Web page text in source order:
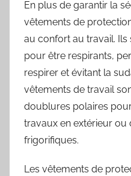
En plus de garantir la
vêtements de
au confort au travail.
pour être respirants,
respirer et évitant la
vêtements de travail
doublures polaires
travaux en extérieur ou
frigorifiques.
Les vêtements de